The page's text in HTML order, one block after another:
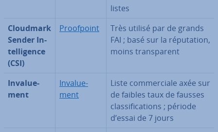
listes
Cloudmark
Sender In­
tel­li­gence
(CSI)
Proof­point
Très utilisé par de grands
FAI ; basé sur la ré­pu­ta­tion,
moins trans­pa­rent
In­va­lue­
ment
In­va­lue­
ment
Liste com­mer­ciale axée sur
de faibles taux de fausses
clas­si­fi­ca­tions ; période
d’essai de 7 jours